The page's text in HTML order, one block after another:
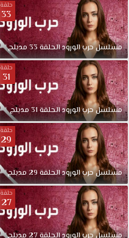
حلقة
33
مسلسلحربالورودالحلقة33مدبلج
حلقة
31
مسلسلحربالورودالحلقة31مدبلج
حلقة
29
مسلسلحربالورودالحلقة29مدبلج
حلقة
27